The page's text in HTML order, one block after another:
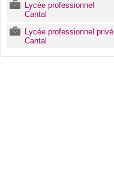
Lycée professionnel
Cantal
Lycée professionnel privé
Cantal